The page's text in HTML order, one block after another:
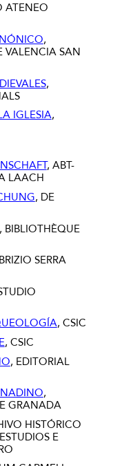
ATENEO
,
VALENCIA SAN
,
IGLESIA,
, ABT-
LAACH
, DE
BIBLIOTHÈQUE
SERRA
, CSIC
, CSIC
, EDITORIAL
,
GRANADA
HISTÓRICO
E